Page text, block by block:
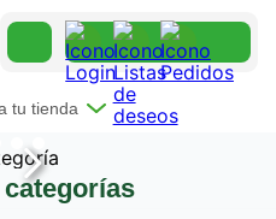
tu tienda